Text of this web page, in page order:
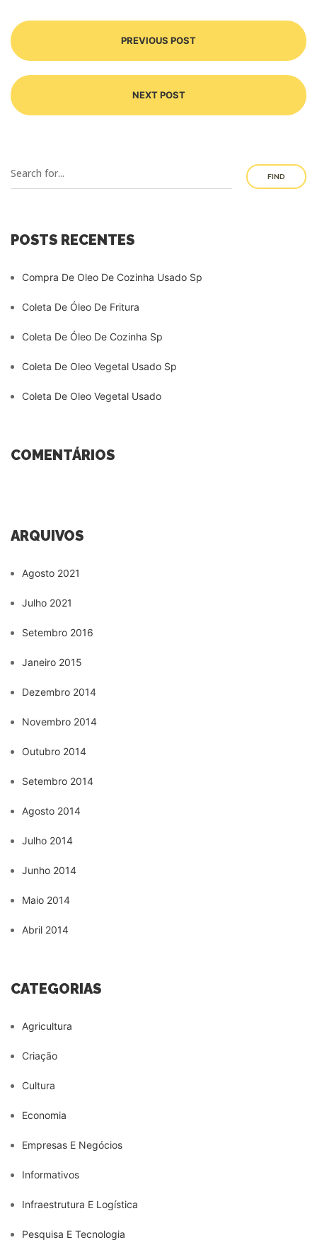
PREVIOUS POST
NEXT POST
FIND
POSTS RECENTES
Compra De Oleo De Cozinha Usado Sp
Coleta De Óleo De Fritura
Coleta De Óleo De Cozinha Sp
Coleta De Oleo Vegetal Usado Sp
Coleta De Oleo Vegetal Usado
COMENTÁRIOS
ARQUIVOS
Agosto 2021
Julho 2021
Setembro 2016
Janeiro 2015
Dezembro 2014
Novembro 2014
Outubro 2014
Setembro 2014
Agosto 2014
Julho 2014
Junho 2014
Maio 2014
Abril 2014
CATEGORIAS
Agricultura
Criação
Cultura
Economia
Empresas E Negócios
Informativos
Infraestrutura E Logística
Pesquisa E Tecnologia